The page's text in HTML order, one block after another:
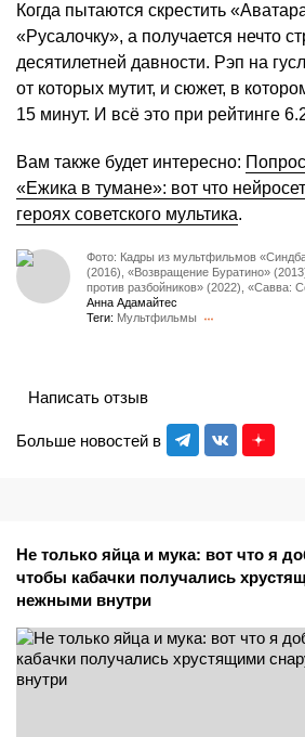
Когда пытаются скрестить
«Русалочку», а получается нечто
десятилетней давности. Рэп на
от которых мутит, и сюжет, в
15 минут. И всё это при рейтинге
Вам также будет интересно:
«Ежика в тумане»: вот что
героях советского мультика.
Фото: Кадры из мультфильмов
(2016), «Возвращение Буратино»
против разбойников» (2022), «Савва:
Анна Адамайтес
Теги: Мультфильмы
Больше новостей в
Написать отзыв
Не только яйца и мука: вот что я
чтобы кабачки получались
нежными внутри